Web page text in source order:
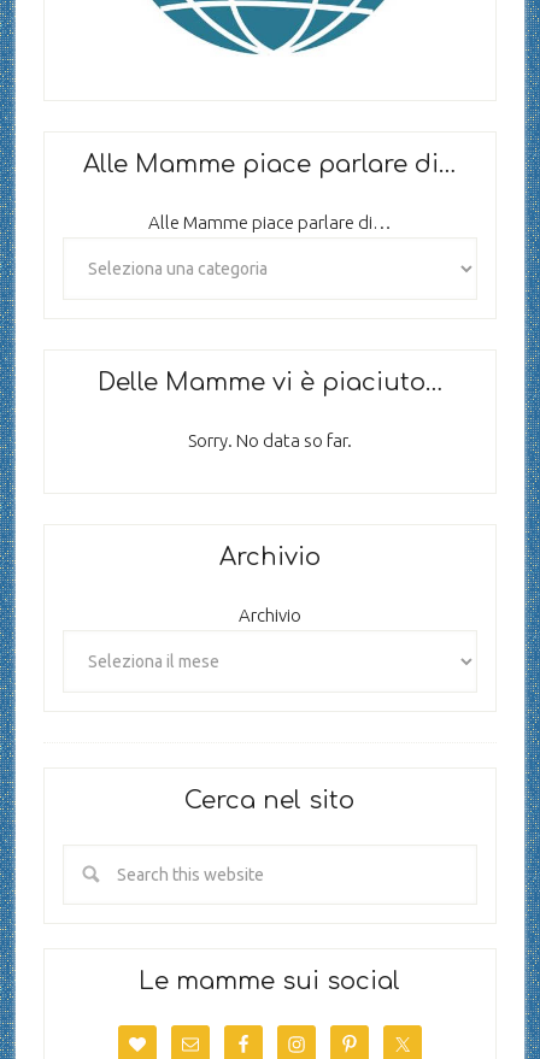
Alle Mamme piace parlare di…
Alle Mamme piace parlare di…
Delle Mamme vi è piaciuto…
Sorry. No data so far.
Archivio
Archivio
Cerca nel sito
Le mamme sui social